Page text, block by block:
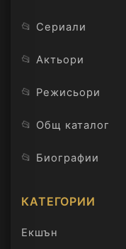
📂 Сериали
📂 Актьори
📂 Режисьори
📂 Общ каталог
📂 Биографии
КАТЕГОРИИ
Екшън